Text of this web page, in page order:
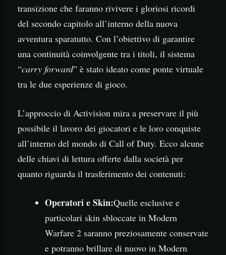
transizione che faranno rivivere i gloriosi ricordi
del secondo capitolo all’interno della nuova
avventura sparatutto. Con l’obiettivo di garantire
una continuità coinvolgente tra i titoli, il sistema
“carry forward” è stato ideato come ponte virtuale
tra le due esperienze di gioco.
L’approccio di Activision mira a preservare il più
possibile il lavoro dei giocatori e le loro conquiste
all’interno del mondo di Call of Duty. Ecco alcune
delle chiavi di lettura offerte dalla società per
quanto riguarda il trasferimento dei contenuti:
Operatori e Skin:Quelle esclusive e
particolari skin sbloccate in Modern
Warfare 2 saranno preziosamente conservate
e potranno brillare di nuovo in Modern